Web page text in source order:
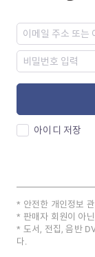
아이디 저장
안전한 개인정보
판매자 회원이 아
도서, 전집, 음반
다.